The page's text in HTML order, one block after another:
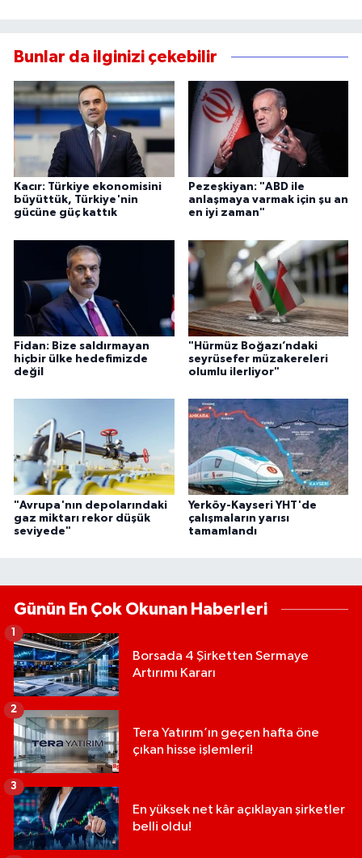
Bunlar da ilginizi çekebilir
Kacır: Türkiye ekonomisini
büyüttük, Türkiye'nin
gücüne güç kattık
Pezeşkiyan: "ABD ile
anlaşmaya varmak için şu an
en iyi zaman"
Fidan: Bize saldırmayan
hiçbir ülke hedefimizde
değil
"Hürmüz Boğazı’ndaki
seyrüsefer müzakereleri
olumlu ilerliyor"
"Avrupa'nın depolarındaki
gaz miktarı rekor düşük
seviyede"
Yerköy-Kayseri YHT'de
çalışmaların yarısı
tamamlandı
Günün En Çok Okunan Haberleri
Borsada 4 Şirketten Sermaye
Artırımı Kararı
Tera Yatırım’ın geçen hafta öne
çıkan hisse işlemleri!
2
En yüksek net kâr açıklayan şirketler
belli oldu!
3